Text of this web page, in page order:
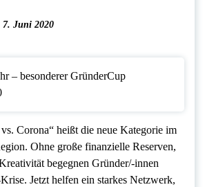
7. Juni 2020
Corona“ heißt die neue Kategorie im
Ohne große finanzielle Reserven,
begegnen Gründer/-innen
Jetzt helfen ein starkes Netzwerk,